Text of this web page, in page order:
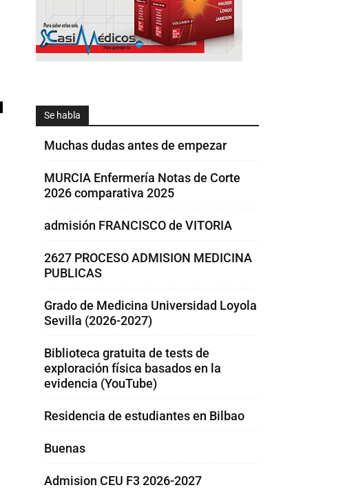
Se habla
Muchas dudas antes de empezar
MURCIA Enfermería Notas de Corte
2026 comparativa 2025
admisión FRANCISCO de VITORIA
2627 PROCESO ADMISION MEDICINA
PUBLICAS
Grado de Medicina Universidad Loyola
Sevilla (2026-2027)
Biblioteca gratuita de tests de
exploración física basados en la
evidencia (YouTube)
Residencia de estudiantes en Bilbao
Buenas
Admision CEU F3 2026-2027